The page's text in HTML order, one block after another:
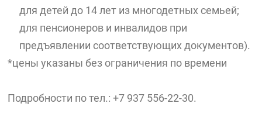
для детей до 14 лет из многодетных семьей;
для пенсионеров и инвалидов при
предъявлении соответствующих документов).
*цены указаны без ограничения по времени
Подробности по тел.: +7 937 556-22-30.